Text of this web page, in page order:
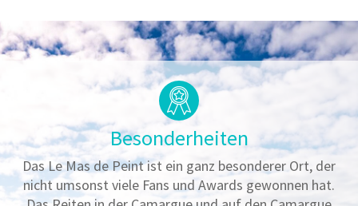
Besonderheiten
Das Le Mas de Peint ist ein ganz besonderer Ort, der
nicht umsonst viele Fans und Awards gewonnen hat.